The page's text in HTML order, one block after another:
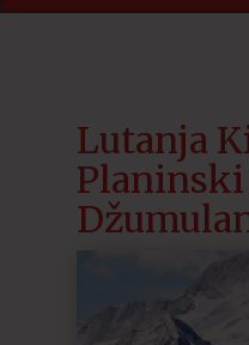
Aktivnosti
Kineski jezik i
Stipendije
Lutanja